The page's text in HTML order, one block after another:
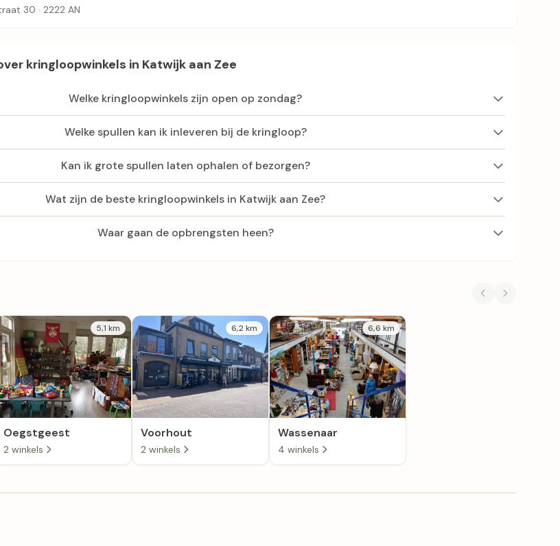
30 · 2222 AN
kringloopwinkels in Katwijk aan Zee
Welke kringloopwinkels zijn open op zondag?
Welke spullen kan ik inleveren bij de kringloop?
Kan ik grote spullen laten ophalen of bezorgen?
Wat zijn de beste kringloopwinkels in Katwijk aan Zee?
Waar gaan de opbrengsten heen?
5,1 km
Oegstgeest
2 winkels
6,2 km
Voorhout
2 winkels
6,6 km
Wassenaar
4 winkels